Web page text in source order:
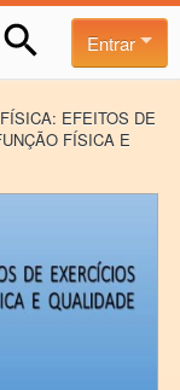
Entrar
EFEITOS DE
FÍSICA E